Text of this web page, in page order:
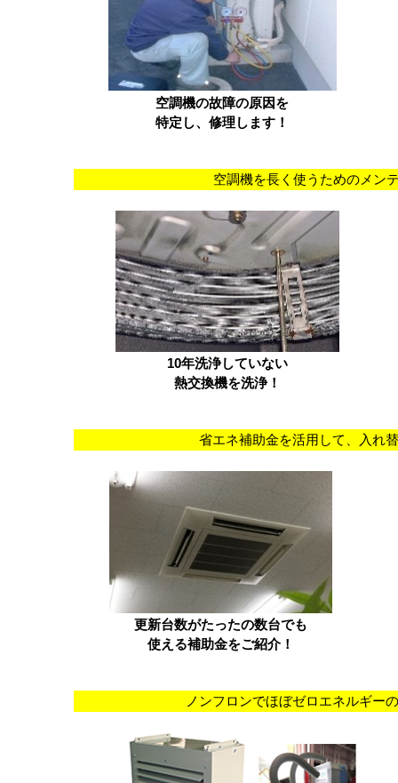
空調機の故障の原因を
特定 し、修理します！
空調機を長く使うためのメン
10年洗浄していない
熱交換機を洗浄！
省エネ補助金を活用して、入れ
更新台数がたったの数台でも
使える補助金をご紹介！
ノンフロンでほぼゼロエネルギー